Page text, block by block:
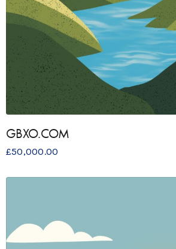
GBXO.COM
£50,000.00